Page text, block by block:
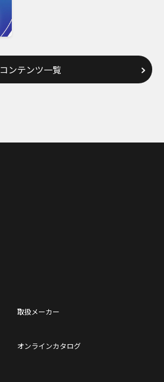
コンテンツ一覧
取扱メーカー
オンラインカタログ